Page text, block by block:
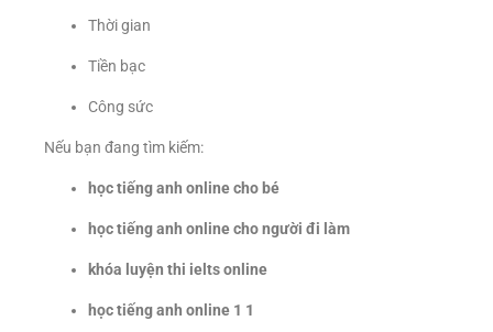
Thời gian
Tiền bạc
Công sức
Nếu bạn đang tìm kiếm:
học tiếng anh online cho bé
học tiếng anh online cho người đi làm
khóa luyện thi ielts online
học tiếng anh online 1 1